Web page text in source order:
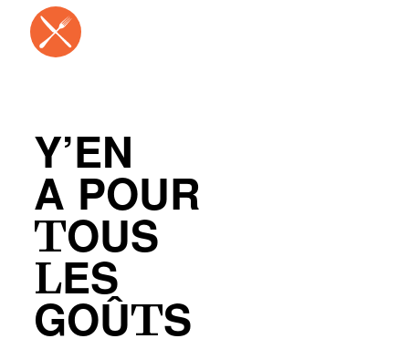
Y’EN
A POUR
TOUS
LES
GOÛTS